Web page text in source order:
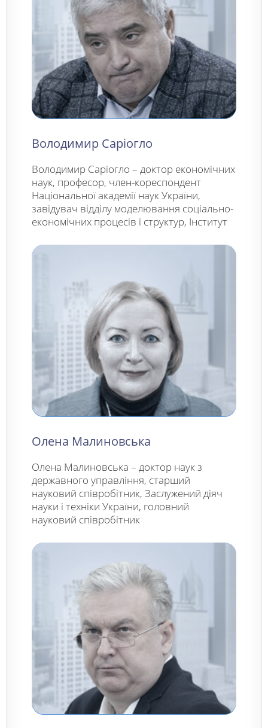
Володимир Саріогло
Володимир Саріогло – доктор економічних
наук, професор, член-кореспондент
Національної академії наук України,
завідувач відділу моделювання соціально-
економічних процесів і структур, Інститут
Олена Малиновська
Олена Малиновська – доктор наук з
державного управління, старший
науковий співробітник, Заслужений діяч
науки і техніки України, головний
науковий співробітник